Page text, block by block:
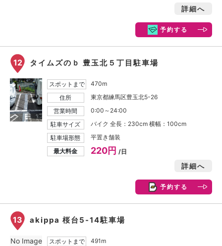
詳細へ
予約する
12 タイムズのｂ 豊玉北５丁目駐車場
スポットまで
470m
住所
東京都練馬区豊玉北5-26
営業時間
0:00～24:00
駐車サイズ
バイク 全長：230cm 横幅：100cm
駐車場形態
平置き舗装
最大料金
220円 /日
詳細へ
予約する
13 akippa 桜台5-14駐車場
スポットまで
491m
No Image